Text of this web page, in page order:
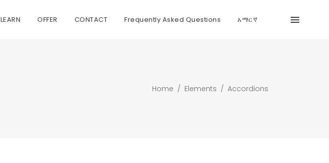
LEARN OFFER CONTACT Frequently Asked Questions አማርኛ
Home / Elements / Accordions